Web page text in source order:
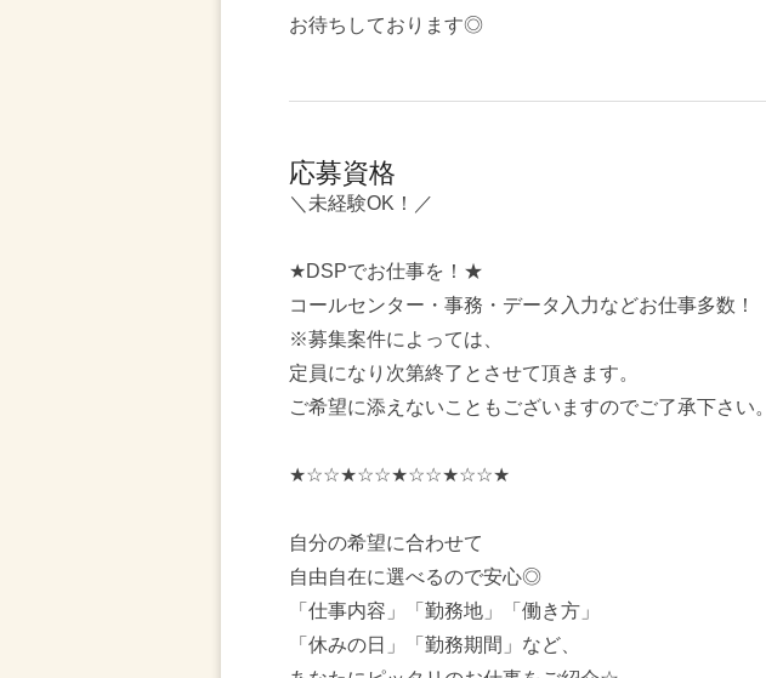
お待ちしております◎
応募資格
＼未経験OK！／
★DSPでお仕事を！★
コールセンター・事務・データ入力などお仕事多数！
※募集案件によっては、
定員になり次第終了とさせて頂きます。
ご希望に添えないこともございますのでご了承下さい。
★☆☆★☆☆★☆☆★☆☆★
自分の希望に合わせて
自由自在に選べるので安心◎
「仕事内容」「勤務地」「働き方」
「休みの日」「勤務期間」など、